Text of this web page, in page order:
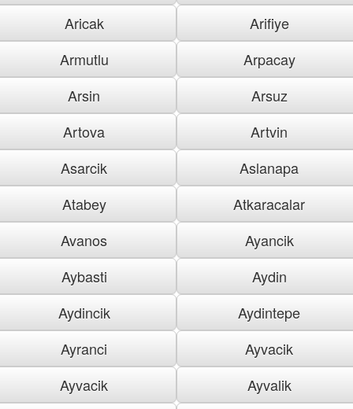
Aricak
Arifiye
Armutlu
Arpacay
Arsin
Arsuz
Artova
Artvin
Asarcik
Aslanapa
Atabey
Atkaracalar
Avanos
Ayancik
Aybasti
Aydin
Aydincik
Aydintepe
Ayranci
Ayvacik
Ayvacik
Ayvalik